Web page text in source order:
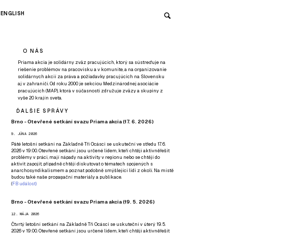
ENGLISH
O NÁS
Priama akcia je solidárny zväz pracujúcich, ktorý sa sústreďuje na
riešenie problémov na pracovisku a v komunite, a na organizovanie
solidárnych akcií za práva a požiadavky pracujúcich na Slovensku
aj v zahraničí. Od roku 2000 je sekciou Medzinárodnej asociácie
pracujúcich (MAP), ktorá v súčasnosti združuje zväzy a skupiny z
vyše 20 krajín sveta.
ĎALŠIE SPRÁVY
Brno - Otevřené setkání svazu Priama akcia (17. 6. 2026)
9. JÚNA 2026
Páté letošní setkání na Základně Tři Ocásci se uskuteční ve středu 17. 6.
2026 v 19:00. Otevřené setkání jsou určené lidem, kteří chtějí aktivněřešit
problémy v práci, mají nápady na aktivity v regionu nebo se chtějí do
aktivit zapojit, případně chtějí diskutovat o tématech spojených s
anarchosyndikalismem a poznat podobně smýšlející lidi z okolí. Na místě
budou také naše propagační materiály a publikace.
(FB událost)
Brno - Otevřené setkání svazu Priama akcia (19. 5. 2026)
12. MÁJA 2026
Čtvrtý letošní setkání na Základně Tři Ocásci se uskuteční v úterý 19. 5.
2026 v 19:00. Otevřené setkání jsou určené lidem, kteří chtějí aktivněřešit